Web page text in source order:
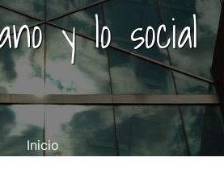
y lo social
Inicio